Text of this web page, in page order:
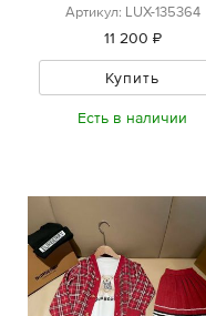
Артикул: LUX-135364
11 200 ₽
Купить
Есть в наличии